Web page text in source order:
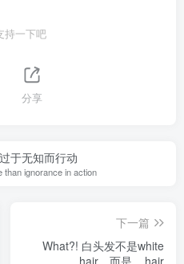
持一下吧
分享
于无知而行动
than ignorance in action
下一篇
What?! 白头发不是white
hair，而是__hair